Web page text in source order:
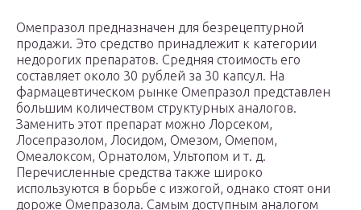
Омепразол предназначен для безрецептурной
продажи. Это средство принадлежит к категории
недорогих препаратов. Средняя стоимость его
составляет около 30 рублей за 30 капсул. На
фармацевтическом рынке Омепразол представлен
большим количеством структурных аналогов.
Заменить этот препарат можно Лорсеком,
Лосепразолом, Лосидом, Омезом, Омепом,
Омеалоксом, Орнатолом, Ультопом и т. д.
Перечисленные средства также широко
используются в борьбе с изжогой, однако стоят они
дороже Омепразола. Самым доступным аналогом